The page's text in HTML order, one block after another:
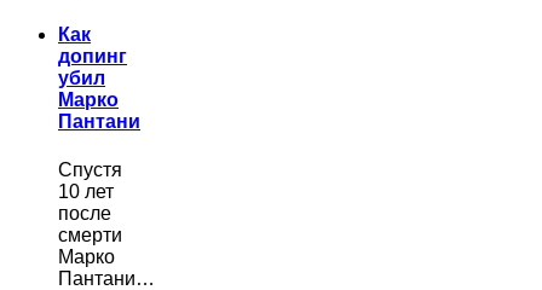
Как
допинг
убил
Марко
Пантани
Спустя
10 лет
после
смерти
Марко
Пантани…